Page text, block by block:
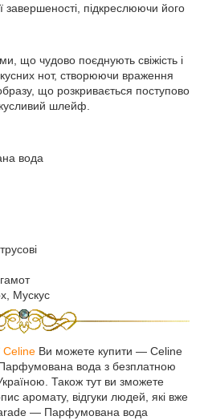
підкреслюючи його
що чудово поєднують свіжість і
нот, створюючи враження
що розкривається поступово
шлейф.
вода
Мускус
Celine Ви можете купити ― Celine
вода з безплатною
Також тут ви зможете
аромату, відгуки людей, які вже
— Парфумована вода